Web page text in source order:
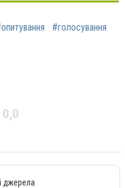
#голосування
0,0
джерела